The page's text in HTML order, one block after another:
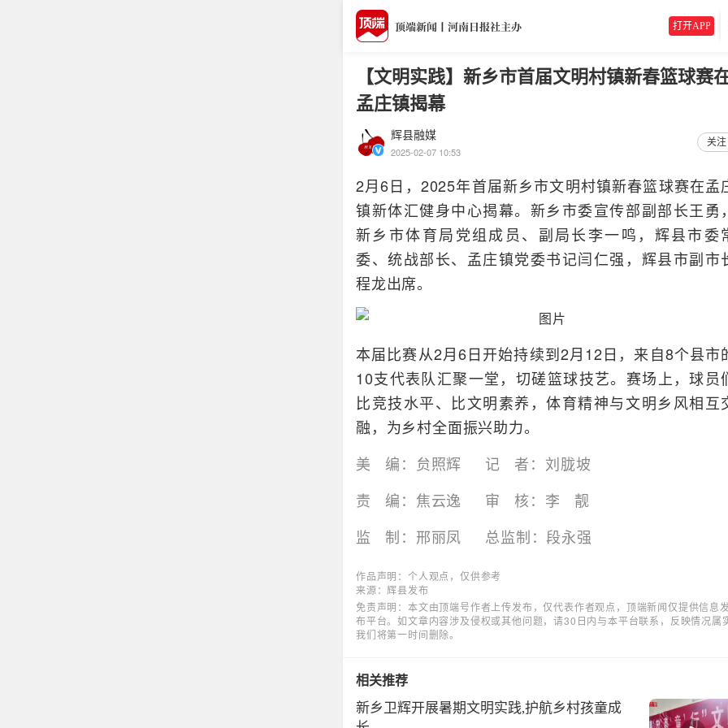
打开APP
【文明实践】新乡市首届文明村镇新春篮球赛
孟庄镇揭幕
辉县融媒
2025-02-07 10:53
关注
2月6日，2025年首届新乡市文明村镇新春篮球赛在孟
镇新体汇健身中心揭幕。新乡市委宣传部副部长王勇，
新乡市体育局党组成员、副局长李一鸣，辉县市委
委、统战部长、孟庄镇党委书记闫仁强，辉县市副市
程龙出席。
本届比赛从2月6日开始持续到2月12日，来自8个县市
10支代表队汇聚一堂，切磋篮球技艺。赛场上，球员
比竞技水平、比文明素养，体育精神与文明乡风相互
融，为乡村全面振兴助力。
美 编：贠照辉 记 者：刘胧坡
责 编：焦云逸 审 核：李 靓
监 制：邢丽凤 总监制：段永强
作品声明：个人观点，仅供参考
来源：辉县发布
免责声明：本文由顶端号作者上传发布，仅代表作者观点，顶端新闻仅提供信息发
布平台。如文章内容涉及侵权或其他问题，请30日内与本平台联系，反映情况属
我们将第一时间删除。
相关推荐
新乡卫辉开展暑期文明实践,护航乡村孩童成